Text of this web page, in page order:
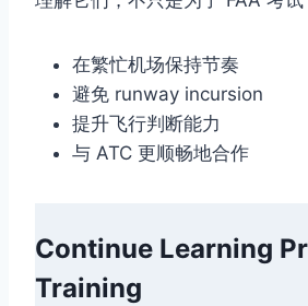
在繁忙机场保持节奏
避免 runway incursion
提升飞行判断能力
与 ATC 更顺畅地合作
Continue Learning
Training